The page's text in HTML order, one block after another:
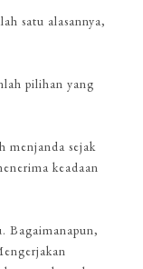
satu alasannya,
pilihan yang
menjanda sejak
keadaan
Bagaimanapun,